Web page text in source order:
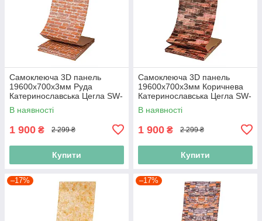
Самоклеюча 3D панель
19600x700x3мм Руда
Катеринославська Цегла SW-
00001370
В наявності
1 900 ₴ 2 299 ₴
Купити
Самоклеюча 3D панель
19600x700x3мм Коричнева
Катеринославська Цегла SW-
00001469
В наявності
1 900 ₴ 2 299 ₴
Купити
–17% –17%